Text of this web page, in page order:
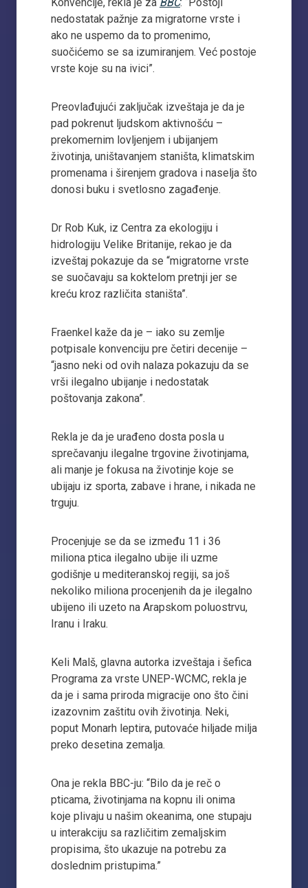
nedostatak pažnje za migratorne vrste i
ako ne uspemo da to promenimo,
suočićemo se sa izumiranjem. Već postoje
vrste koje su na ivici”.
Preovlađujući zaključak izveštaja je da je
pad pokrenut ljudskom aktivnošću –
prekomernim lovljenjem i ubijanjem
životinja, uništavanjem staništa, klimatskim
promenama i širenjem gradova i naselja što
donosi buku i svetlosno zagađenje.
Dr Rob Kuk, iz Centra za ekologiju i
hidrologiju Velike Britanije, rekao je da
izveštaj pokazuje da se “migratorne vrste
se suočavaju sa koktelom pretnji jer se
kreću kroz različita staništa”.
Fraenkel kaže da je – iako su zemlje
potpisale konvenciju pre četiri decenije –
“jasno neki od ovih nalaza pokazuju da se
vrši ilegalno ubijanje i nedostatak
poštovanja zakona”.
Rekla je da je urađeno dosta posla u
sprečavanju ilegalne trgovine životinjama,
ali manje je fokusa na životinje koje se
ubijaju iz sporta, zabave i hrane, i nikada ne
trguju.
Procenjuje se da se između 11 i 36
miliona ptica ilegalno ubije ili uzme
godišnje u mediteranskoj regiji, sa još
nekoliko miliona procenjenih da je ilegalno
ubijeno ili uzeto na Arapskom poluostrvu,
Iranu i Iraku.
Keli Malš, glavna autorka izveštaja i šefica
Programa za vrste UNEP-WCMC, rekla je
da je i sama priroda migracije ono što čini
izazovnim zaštitu ovih životinja. Neki,
poput Monarh leptira, putovaće hiljade milja
preko desetina zemalja.
Ona je rekla BBC-ju: “Bilo da je reč o
pticama, životinjama na kopnu ili onima
koje plivaju u našim okeanima, one stupaju
u interakciju sa različitim zemaljskim
propisima, što ukazuje na potrebu za
doslednim pristupima.”